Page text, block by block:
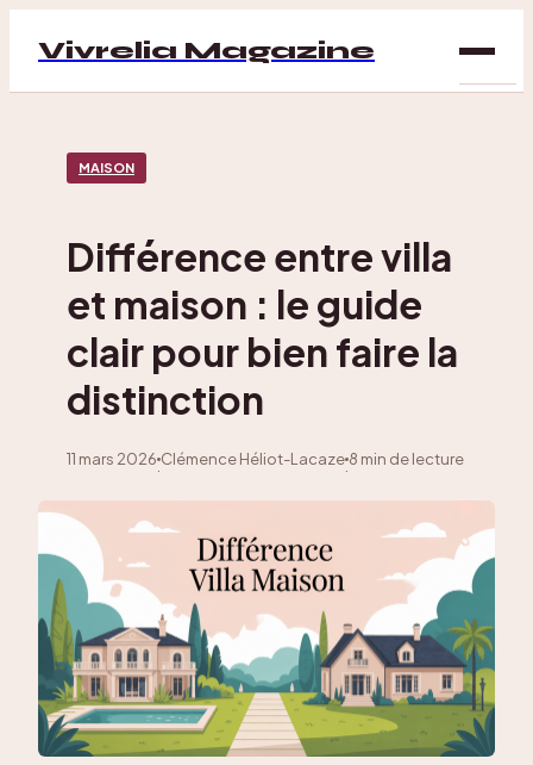
Vivrelia Magazine
MAISON
Différence entre villa
et maison : le guide
clair pour bien faire la
distinction
11 mars 2026
·
Clémence Héliot-Lacaze
·
8 min de lecture